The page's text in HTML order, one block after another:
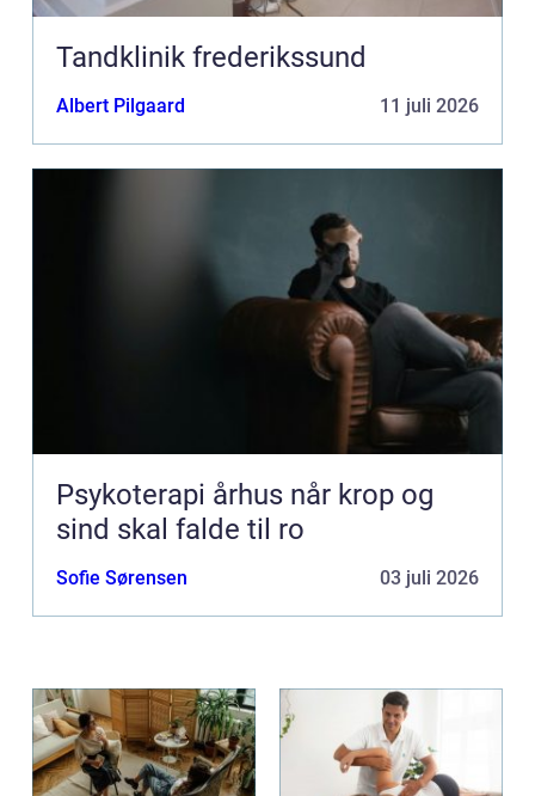
Tandklinik frederikssund
Albert Pilgaard 11 juli 2026
Psykoterapi århus når krop og
sind skal falde til ro
Sofie Sørensen 03 juli 2026